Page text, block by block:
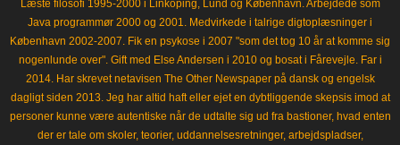
Læste filosofi 1995-2000 i Linköping, Lund og København. Arbejdede som
Java programmør 2000 og 2001. Medvirkede i talrige digtoplæsninger i
København 2002-2007. Fik en psykose i 2007 "som det tog 10 år at komme sig
nogenlunde over". Gift med Else Andersen i 2010 og bosat i Fårevejle. Far i
2014. Har skrevet netavisen The Other Newspaper på dansk og engelsk
dagligt siden 2013. Jeg har altid haft eller ejet en dybtliggende skepsis imod at
personer kunne være autentiske når de udtalte sig ud fra bastioner, hvad enten
der er tale om skoler, teorier, uddannelsesretninger, arbejdspladser,